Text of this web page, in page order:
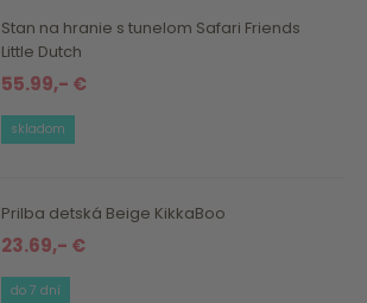
Stan na hranie s tunelom Safari Friends
Little Dutch
55.99,- €
skladom
Prilba detská Beige KikkaBoo
23.69,- €
do 7 dní